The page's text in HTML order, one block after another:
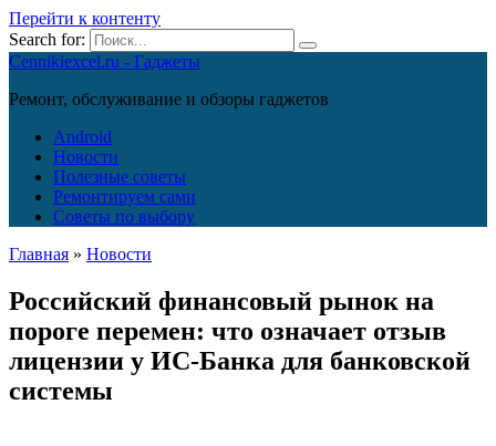
Перейти к контенту
Search for:
Cennikiexcel.ru - Гаджеты
Ремонт, обслуживание и обзоры гаджетов
Android
Новости
Полезные советы
Ремонтируем сами
Советы по выбору
Главная » Новости
Российский финансовый рынок на
пороге перемен: что означает отзыв
лицензии у ИС-Банка для банковской
системы